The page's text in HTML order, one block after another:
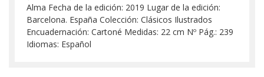
Alma Fecha de la edición: 2019 Lugar de la edición:
Barcelona. España Colección: Clásicos Ilustrados
Encuadernación: Cartoné Medidas: 22 cm Nº Pág.: 239
Idiomas: Español